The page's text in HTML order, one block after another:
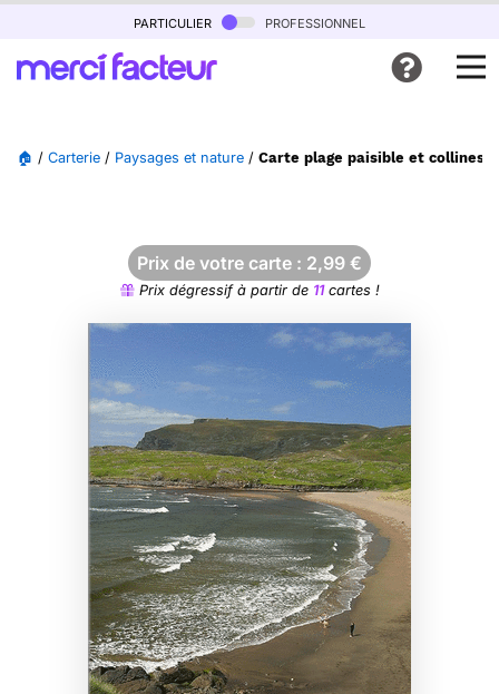
particulier professionnel
🏠 / Carterie / Paysages et nature / Carte plage paisible et collines
Prix de votre carte : 2,99 €
Prix dégressif à partir de 11cartes !